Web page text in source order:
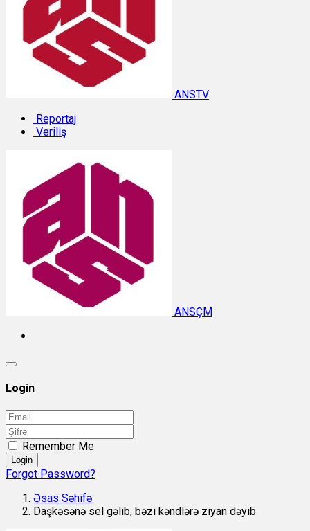
ANSTV
Reportaj
Veriliş
ANSÇM
Login
Remember Me
Login
Forgot Password?
Əsas Səhifə
Daşkəsənə sel gəlib, bəzi kəndlərə ziyan dəyib